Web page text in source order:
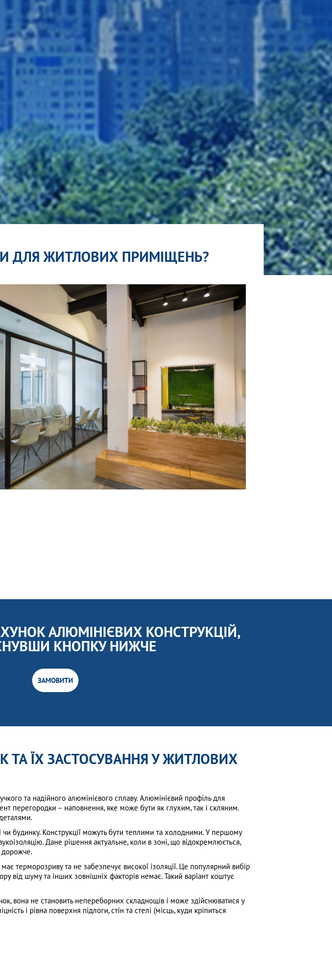
ДЛЯ ЖИТЛОВИХ ПРИМІЩЕНЬ?
АЛЮМІНІЄВИХ КОНСТРУКЦІЙ,
КНОПКУ НИЖЧЕ
ЗАМОВИТИ
ТА ЇХ ЗАСТОСУВАННЯ У ЖИТЛОВИХ
та надійного алюмінієвого сплаву. Алюмінієвий профіль для
перегородки – наповнення, яке може бути як глухим, так і скляним.
чи будинку. Конструкції можуть бути теплими та холодними. У першому
Дане рішення актуальне, коли в зоні, що відокремлюється,
дорожче.
терморозриву та не забезпечує високої ізоляції. Це популярний вибір
від шуму та інших зовнішніх факторів немає. Такий варіант коштує
вона не становить непереборних складнощів і може здійснюватися у
і рівна поверхня підлоги, стін та стелі (місць, куди кріпиться